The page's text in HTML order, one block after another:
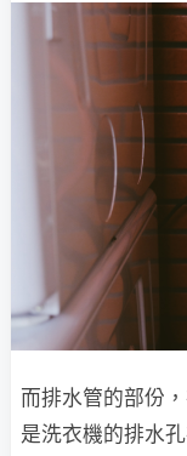
而排水管的部份
是洗衣機的排水